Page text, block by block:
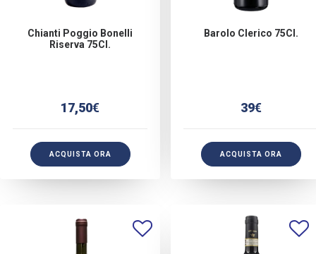
Chianti Poggio Bonelli
Riserva 75Cl.
17,50€
ACQUISTA ORA
Barolo Clerico 75Cl.
39€
ACQUISTA ORA